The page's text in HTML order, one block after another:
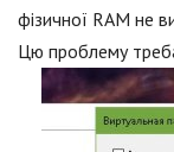
фізичної RAM не
Цю проблему